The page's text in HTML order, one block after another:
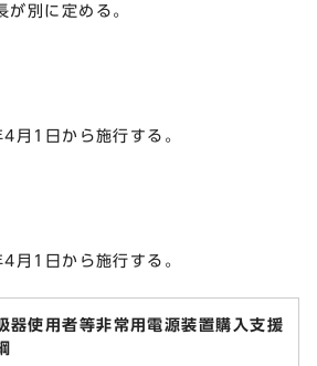
が別に定める。
月1日から施行する。
月1日から施行する。
器使用者等非常用電源装置購入支援